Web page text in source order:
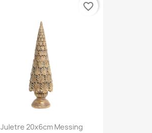
Juletre 20x6cm Messing
favorite_border